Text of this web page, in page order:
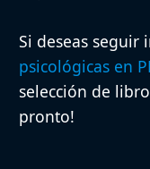
Si deseas seguir
psicológicas en
selección de
pronto!